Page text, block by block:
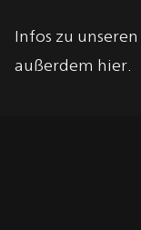
Infos zu unseren
außerdem hier.